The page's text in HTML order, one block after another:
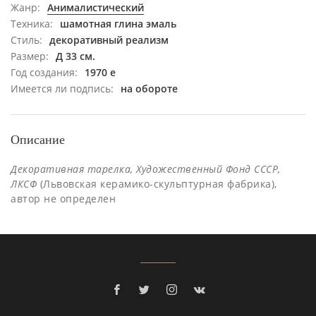
Жанр: Анималистический
Техника:
шамотная глина эмаль
Стиль: декоративный реализм
Размер: Д 33 см.
Год создания:
1970 е
Имеется ли подпись:
на обороте
Описание
Декоративная тарелка, Художественный Фонд СССР,
ЛКСФ (Львовская керамико-скульптурная фабрика),
автор не определен